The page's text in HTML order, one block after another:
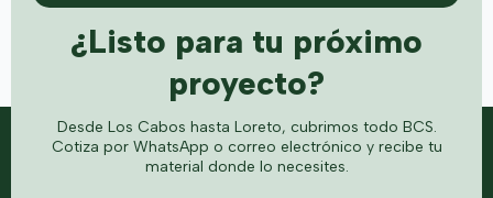
¿Listo para tu próximo
proyecto?
Desde Los Cabos hasta Loreto, cubrimos todo BCS.
Cotiza por WhatsApp o correo electrónico y recibe tu
material donde lo necesites.